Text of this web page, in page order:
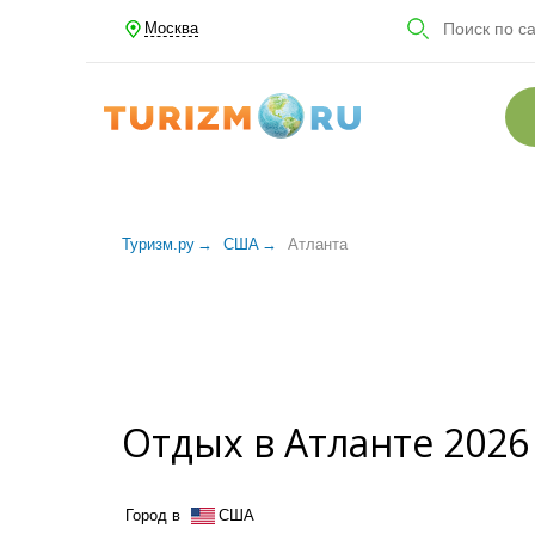
Москва
Туризм.ру США Атланта
Отдых в Атланте 2026
Город в США